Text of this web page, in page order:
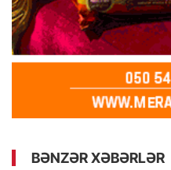
BƏNZƏR XƏBƏRLƏR